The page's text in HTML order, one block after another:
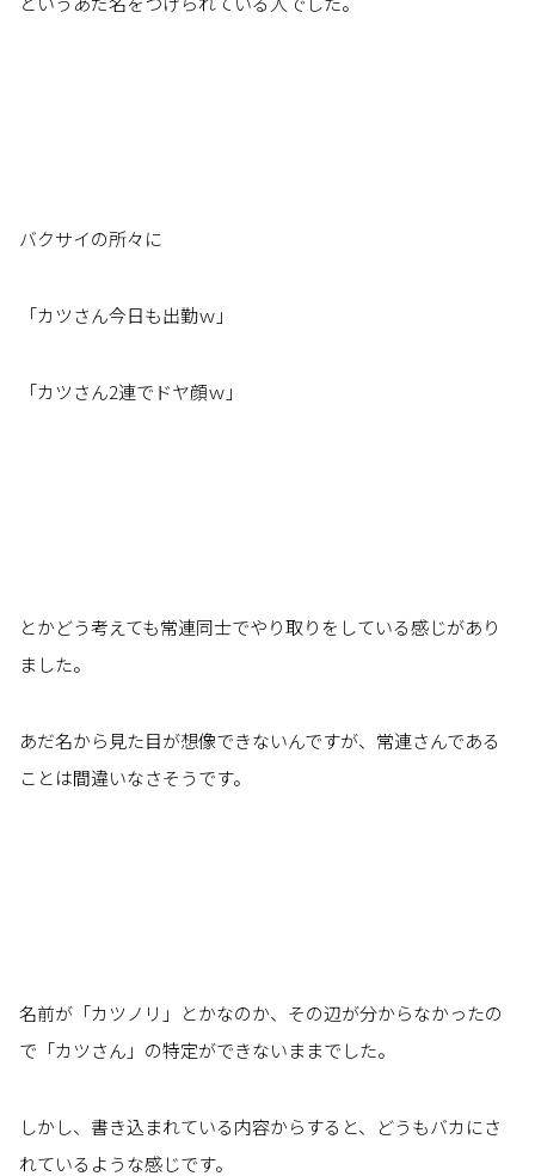
バクサイの所々に
「カツさん今日も出勤ｗ」
「カツさん2連でドヤ顔ｗ」
とかどう考えても常連同士でやり取りをしている感じがあり
ました。
あだ名から見た目が想像できないんですが、常連さんである
ことは間違いなさそうです。
名前が「カツノリ」とかなのか、その辺が分からなかったの
で「カツさん」の特定ができないままでした。
しかし、書き込まれている内容からすると、どうもバカにさ
れているような感じです。